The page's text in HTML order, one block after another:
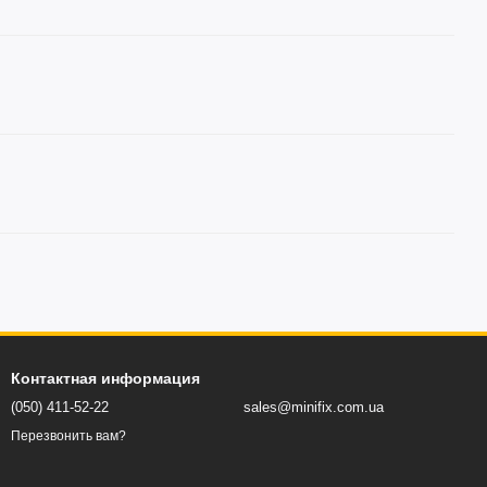
Контактная информация
(050) 411-52-22
Перезвонить вам?
sales@minifix.com.ua